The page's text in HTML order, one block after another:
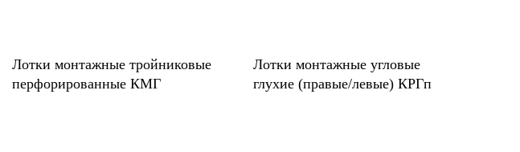
Лотки монтажные тройниковые
перфорированные КМГ
Лотки монтажные угловые
глухие (правые/левые) КРГп